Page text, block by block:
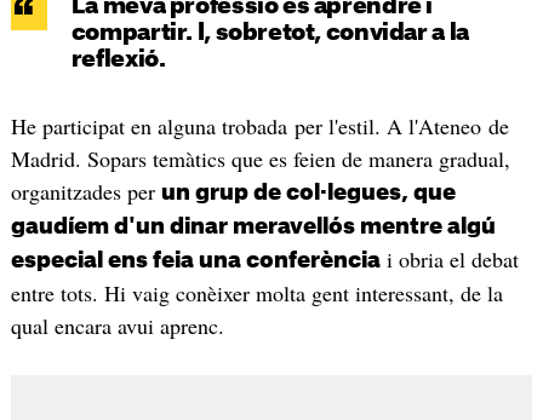
La meva professió és aprendre i
compartir. I, sobretot, convidar a la
reflexió.
He participat en alguna trobada per l'estil. A l'Ateneo de
Madrid. Sopars temàtics que es feien de manera gradual,
organitzades per un grup de col·legues, que
gaudíem d'un dinar meravellós mentre algú
especial ens feia una conferènciai obria el debat
entre tots. Hi vaig conèixer molta gent interessant, de la
qual encara avui aprenc.